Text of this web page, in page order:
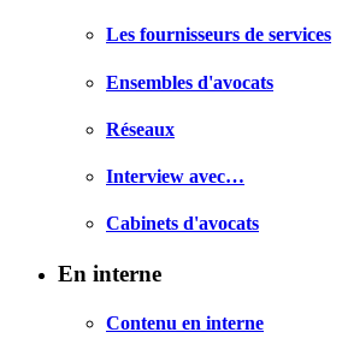
Les fournisseurs de services
Ensembles d'avocats
Réseaux
Interview avec…
Cabinets d'avocats
En interne
Contenu en interne